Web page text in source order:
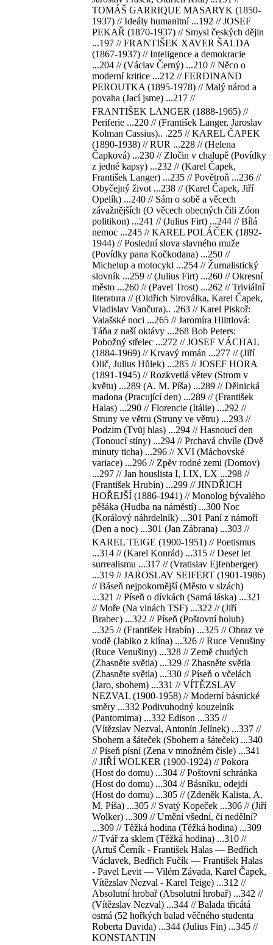
TOMÁŠ GARRIQUE MASARYK (1850-
1937) // Ideály humanitní ...192 // JOSEF
PEKAŘ (1870-1937) // Smysl českých dějin
...197 // FRANTIŠEK XAVER ŠALDA
(1867-1937) // Inteligence a demokracie
...204 // (Václav Černý) ...210 // Něco o
moderní kritice ...212 // FERDINAND
PEROUTKA (1895-1978) // Malý národ a
povaha (Jací jsme) ...217 //
FRANTIŠEK LANGER (1888-1965) //
Periferie ...220 // (František Langer, Jaroslav
Kolman Cassius).. .225 // KAREL ČAPEK
(1890-1938) // RUR ...228 // (Helena
Čapková) ...230 // Zločin v chalupě (Povídky
z jedné kapsy) ...232 // (Karel Čapek,
František Langer) ...235 // Povětroň ...236 //
Obyčejný život ...238 // (Karel Čapek, Jiří
Opelík) ...240 // Sám o sobě a věcech
závažnějších (O věcech obecných čili Zóon
politikon) ...241 // (Julius Firt) ...244 // Bílá
nemoc ...245 // KAREL POLÁČEK (1892-
1944) // Poslední slova slavného muže
(Povídky pana Kočkodana) ...250 //
Michelup a motocykl ...254 // Žurnalistický
slovník ...259 // (Julius Firt) ...260 // Okresní
město ...260 // (Pavel Trost) ...262 // Triviální
literatura // (Oldřich Siroválka, Karel Čapek,
Vladislav Vančura).. .263 // Karel Piskoř:
Valašské noci ...265 // Jaromíra Hiittlová:
Táňa z naší oktávy ...268 Bob Peters:
Pobožný střelec ...272 // JOSEF VÁCHAL
(1884-1969) // Krvavý román ...277 // (Jiří
Olič, Julius Hůlek) ...285 // JOSEF HORA
(1891-1945) // Rozkvetlá větev (Strom v
květu) ...289 (A. M. Píša) ...289 // Dělnická
madona (Pracující den) ...289 // (František
Halas) ...290 // Florencie (Itálie) ...292 //
Struny ve větru (Struny ve větru) ...293 //
Podzim (Tvůj hlas) ...294 // Hasnoucí den
(Tonoucí stíny) ...294 // Prchavá chvíle (Dvě
minuty ticha) ...296 // XVI (Máchovské
variace) ...296 // Zpěv rodné zemi (Domov)
...297 // Jan houslista I, LIX, LX ...298 //
(František Hrubín) ...299 // JINDŘICH
HOŘEJŠÍ (1886-1941) // Monolog bývalého
pěšáka (Hudba na náměstí) ...300 Noc
(Korálový náhrdelník) ...301 Paní z námoří
(Den a noc) ...301 (Jan Zábrana) ...303 //
KAREL TEIGE (1900-1951) // Poetismus
...314 // (Karel Konrád) ...315 // Deset let
surrealismu ...317 // (Vratislav Ejfenberger)
...319 // JAROSLAV SEIFERT (1901-1986)
// Báseň nejpokornější (Město v slzách)
...321 // Píseň o dívkách (Samá láska) ...321
// Moře (Na vlnách TSF) ...322 // (Jiří
Brabec) ...322 // Píseň (Poštovní holub)
...325 // (František Hrabín) ...325 // Obraz ve
vodě (Jablko z klína) ...326 // Ruce Venušiny
(Ruce Venušiny) ...328 // Země chudých
(Zhasněte světla) ...329 // Zhasněte světla
(Zhasněte světla) ...330 // Píseň o včelách
(Jaro, sbohem) ...331 // VÍTĚZSLAV
NEZVAL (1900-1958) // Moderní básnické
směry ...332 Podivuhodný kouzelník
(Pantomima) ...332 Edison ...335 //
(Vítězslav Nezval, Antonín Jelínek) ...337 //
Sbohem a šáteček (Sbohem a šáteček) ...340
// Píseň písní (Zena v množném čísle) ...341
// JIŘÍ WOLKER (1900-1924) // Pokora
(Host do domu) ...304 // Poštovní schránka
(Host do domu) ...304 // Básníku, odejdi
(Host do domu) ...305 // (Zdeněk Kalista, A.
M. Píša) ...305 // Svatý Kopeček ...306 // (Jiří
Wolker) ...309 // Umění všední, či nedělní?
...309 // Těžká hodina (Těžká hodina) ...309
// Tvář za sklem (Těžká hodina) ...310 //
(Artuš Černík - František Halas — Bedřich
Václavek, Bedřich Fučík — František Halas
- Pavel Levit — Vilém Závada, Karel Čapek,
Vítězslav Nezval - Karel Teige) ...312 //
Absolutní hrobař (Absolutní hrobař) ...342 //
(Vítězslav Nezval) ...344 // Balada třicátá
osmá (52 hořkých balad věčného studenta
Roberta Davida) ...344 (Julius Fin) ...345 //
KONSTANTIN